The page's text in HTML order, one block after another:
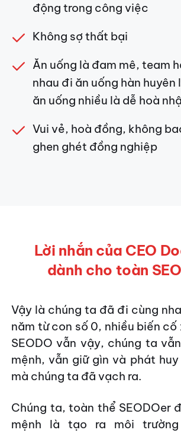
động trong công việc
Không sợ thất bại
Ăn uống là đam mê, team
nhau đi ăn uống hàn huyên
ăn uống nhiều là dễ hoà
Vui vẻ, hoà đồng, không
ghen ghét đồng nghiệp
Lời nhắn của CEO
dành cho toàn
Vậy là chúng ta đã đi cùng
năm từ con số 0, nhiều biến cố
SEODO vẫn vậy, chúng ta
mệnh, vẫn giữ gìn và phát
mà chúng ta đã vạch ra.
Chúng ta, toàn thể SEODOer
mệnh là tạo ra môi trường